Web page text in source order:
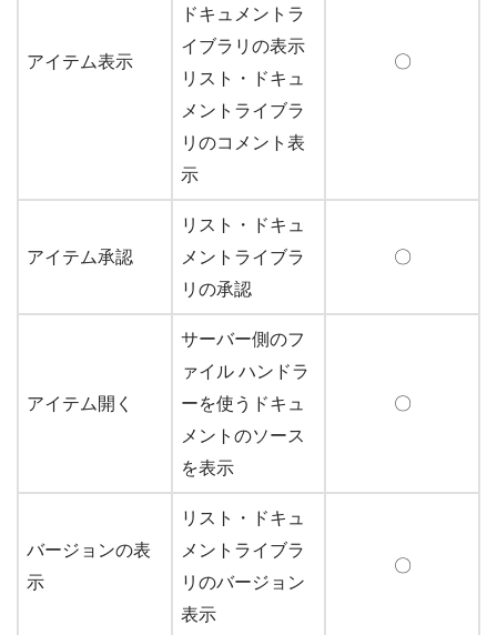
アイテム表示
ドキュメントラ
イブラリの表示
リスト・ドキュ
メントライブラ
リのコメント表
示
〇
アイテム承認
リスト・ドキュ
メントライブラ
リの承認
〇
アイテム開く
サーバー側のフ
ァイル ハンドラ
ーを使うドキュ
メントのソース
を表示
〇
バージョンの表
示
リスト・ドキュ
メントライブラ
リのバージョン
表示
〇